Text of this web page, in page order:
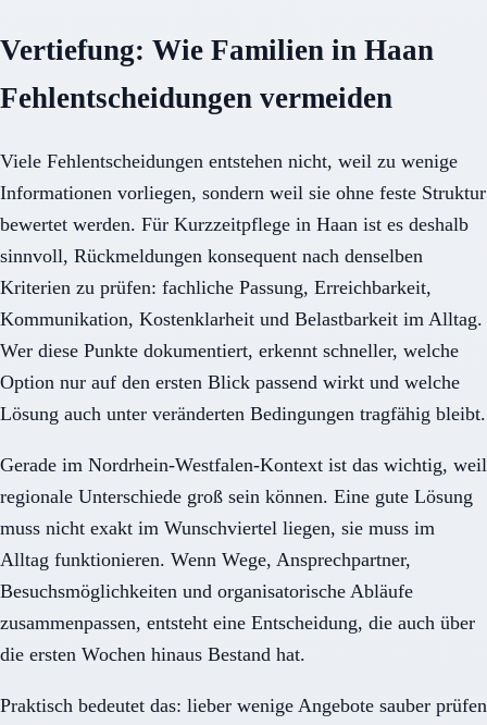
Vertiefung: Wie Familien in Haan
Fehlentscheidungen vermeiden
Viele Fehlentscheidungen entstehen nicht, weil zu wenige
Informationen vorliegen, sondern weil sie ohne feste Struktur
bewertet werden. Für Kurzzeitpflege in Haan ist es deshalb
sinnvoll, Rückmeldungen konsequent nach denselben
Kriterien zu prüfen: fachliche Passung, Erreichbarkeit,
Kommunikation, Kostenklarheit und Belastbarkeit im Alltag.
Wer diese Punkte dokumentiert, erkennt schneller, welche
Option nur auf den ersten Blick passend wirkt und welche
Lösung auch unter veränderten Bedingungen tragfähig bleibt.
Gerade im Nordrhein-Westfalen-Kontext ist das wichtig, weil
regionale Unterschiede groß sein können. Eine gute Lösung
muss nicht exakt im Wunschviertel liegen, sie muss im
Alltag funktionieren. Wenn Wege, Ansprechpartner,
Besuchsmöglichkeiten und organisatorische Abläufe
zusammenpassen, entsteht eine Entscheidung, die auch über
die ersten Wochen hinaus Bestand hat.
Praktisch bedeutet das: lieber wenige Angebote sauber prüfen